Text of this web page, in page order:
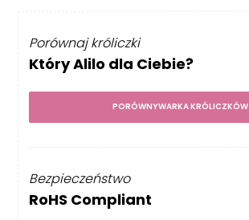
Porównaj króliczki
Który Alilo dla Ciebie?
PORÓWNYWARKA KRÓLICZKÓW
Bezpieczeństwo
RoHS Compliant